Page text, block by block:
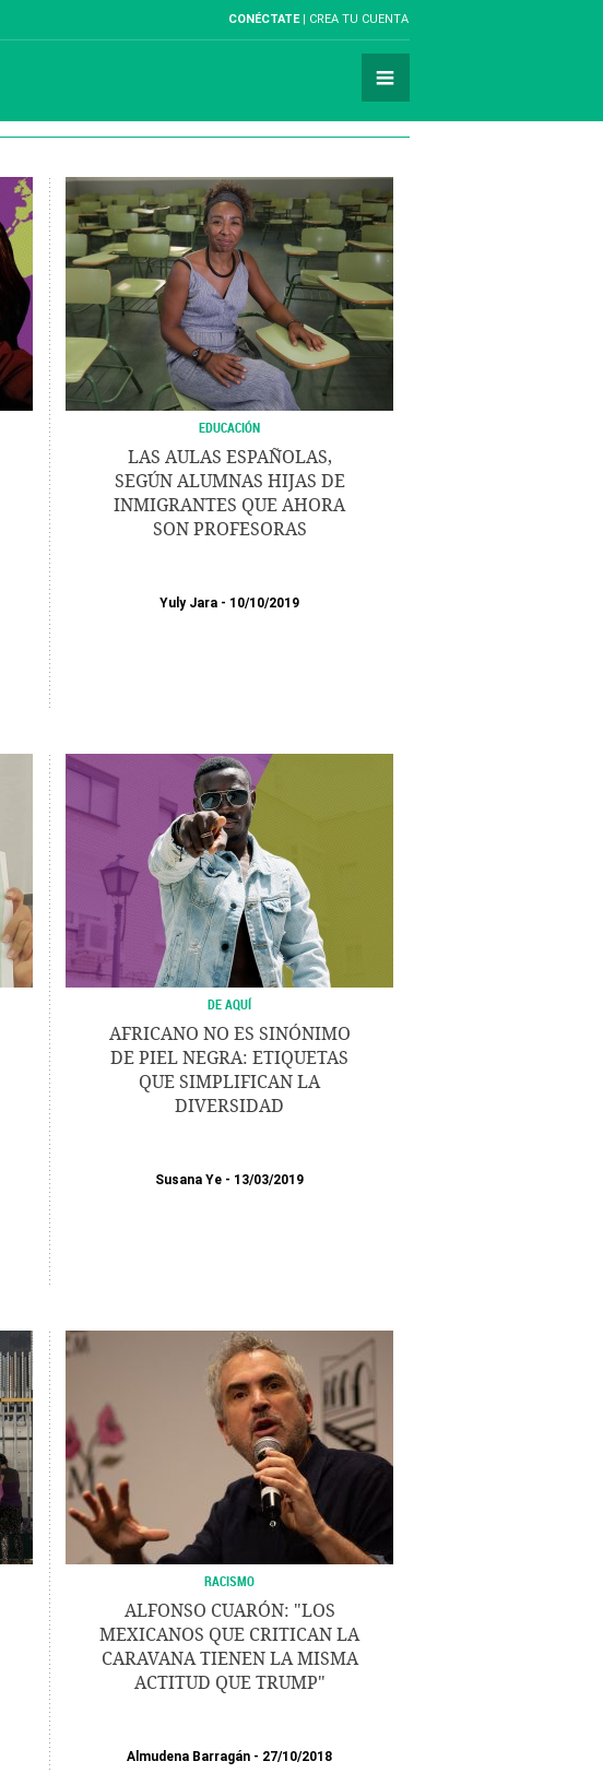
CONÉCTATE CREA TU CUENTA
EDUCACIÓN
LAS AULAS ESPAÑOLAS,
SEGÚN ALUMNAS HIJAS DE
INMIGRANTES QUE AHORA
SON PROFESORAS
Yuly Jara 10/10/2019
DE AQUÍ
AFRICANO NO ES SINÓNIMO
DE PIEL NEGRA: ETIQUETAS
QUE SIMPLIFICAN LA
DIVERSIDAD
Susana Ye 13/03/2019
RACISMO
ALFONSO CUARÓN: "LOS
MEXICANOS QUE CRITICAN LA
CARAVANA TIENEN LA MISMA
ACTITUD QUE TRUMP"
Almudena Barragán 27/10/2018